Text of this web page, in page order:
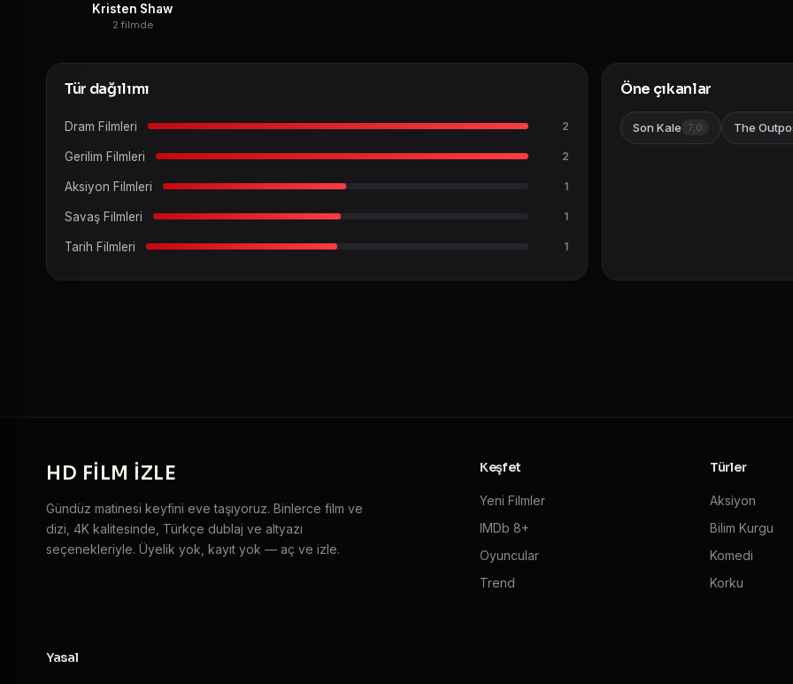
Kristen Shaw
2 filmde
Tür dağılımı
Dram Filmleri 2
Gerilim Filmleri 2
Aksiyon Filmleri 1
Savaş Filmleri 1
Tarih Filmleri 1
Öne çıkanlar
Son Kale 7,0 The
HD FILM IZLE
Gündüz matinesi keyfini eve taşıyoruz. Binlerce film ve
dizi, 4K kalitesinde, Türkçe dublaj ve altyazı
seçenekleriyle. Üyelik yok, kayıt yok — aç ve izle.
Keşfet
Yeni Filmler
IMDb 8+
Oyuncular
Trend
Türler
Aksiyon
Bilim Kurgu
Komedi
Korku
Yasal